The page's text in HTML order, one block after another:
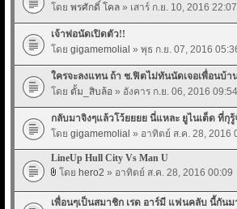
โดย พรศักดิ์ โคล » เสาร์ ก.ย. 10, 2016 22:07
เจ้าพ่อนัดเปิดตัว!!
โดย gigamemolial » พุธ ก.ย. 07, 2016
ใครจะลงแทน ถ้า ช.ฟิตไม่ทันนัดเจอเพื่อนบ้
โดย ตั้ม_สิบล้อ » อังคาร ก.ย. 06, 2016 09:54
กลับมาจิงๆแล้วโว้ยยยย นี่แหละ ยูไนเต็ด ที่กุรู้
โดย gigamemolial » อาทิตย์ ส.ค. 28, 2016
LineUp Hull City Vs Man U
โดย hero2 » อาทิตย์ ส.ค. 28, 2016 00:09
เพื่อนๆเป็นสมาชิก เรด อาร์มี แฟนคลับ นี้กัน